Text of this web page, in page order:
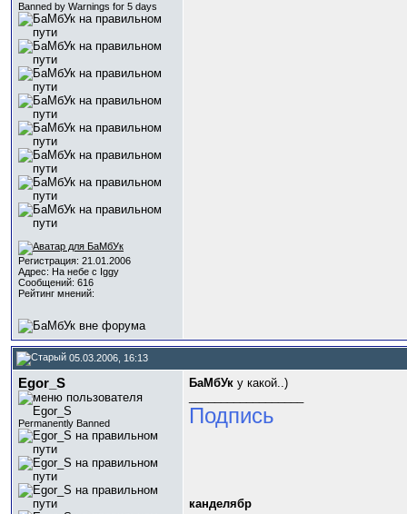
Banned by Warnings for 5 days
Регистрация: 21.01.2006
Адрес: На небе с Iggy
Сообщений: 616
Рейтинг мнений:
05.03.2006, 16:13
Egor_S
Permanently Banned
БаМбУк y какой..)
Подпись
канделябр